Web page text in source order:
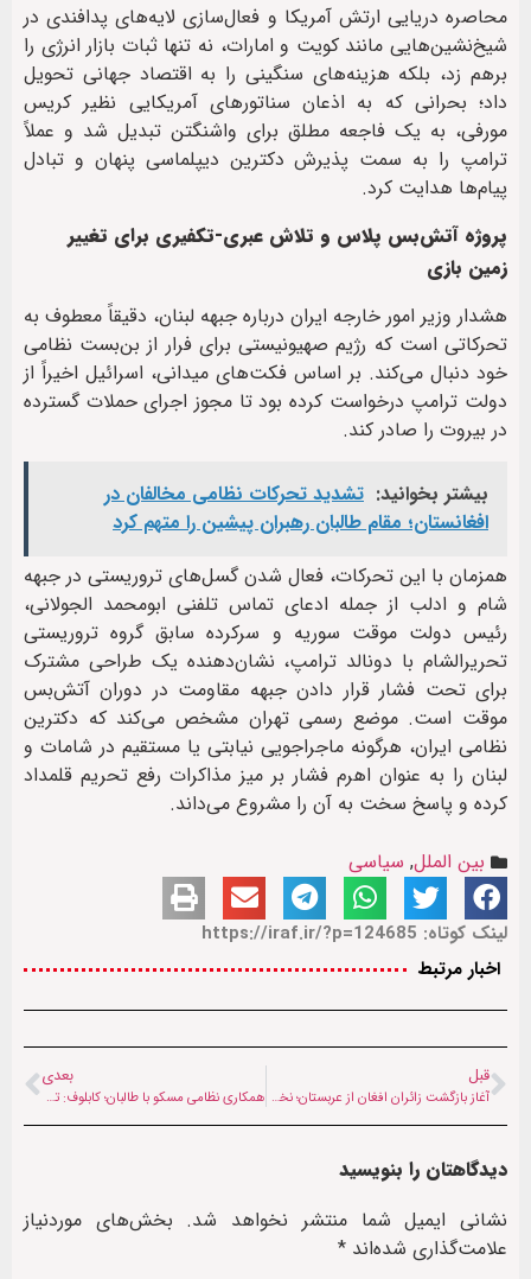
محاصره دریایی ارتش آمریکا و فعال‌سازی لایه‌های پدافندی در
شیخ‌نشین‌هایی مانند کویت و امارات، نه تنها ثبات بازار انرژی را
برهم زد، بلکه هزینه‌های سنگینی را به اقتصاد جهانی تحویل
داد؛ بحرانی که به اذعان سناتورهای آمریکایی نظیر کریس
مورفی، به یک فاجعه مطلق برای واشنگتن تبدیل شد و عملاً
ترامپ را به سمت پذیرش دکترین دیپلماسی پنهان و تبادل
پیام‌ها هدایت کرد.
پروژه آتش‌بس پلاس و تلاش عبری-تکفیری برای تغییر
زمین بازی
هشدار وزیر امور خارجه ایران درباره جبهه لبنان، دقیقاً معطوف به
تحرکاتی است که رژیم صهیونیستی برای فرار از بن‌بست نظامی
خود دنبال می‌کند. بر اساس فکت‌های میدانی، اسرائیل اخیراً از
دولت ترامپ درخواست کرده بود تا مجوز اجرای حملات گسترده
در بیروت را صادر کند.
بیشتر بخوانید: تشدید تحرکات نظامی مخالفان در
افغانستان؛ مقام طالبان رهبران پیشین را متهم کرد
همزمان با این تحرکات، فعال شدن گسل‌های تروریستی در جبهه
شام و ادلب از جمله ادعای تماس تلفنی ابومحمد الجولانی،
رئیس دولت موقت سوریه و سرکرده سابق گروه تروریستی
تحریرالشام با دونالد ترامپ، نشان‌دهنده یک طراحی مشترک
برای تحت فشار قرار دادن جبهه مقاومت در دوران آتش‌بس
موقت است. موضع رسمی تهران مشخص می‌کند که دکترین
نظامی ایران، هرگونه ماجراجویی نیابتی یا مستقیم در شامات و
لبنان را به عنوان اهرم فشار بر میز مذاکرات رفع تحریم قلمداد
کرده و پاسخ سخت به آن را مشروع می‌داند.
بین الملل, سیاسی
لینک کوتاه: https://iraf.ir/?p=124685
اخبار مرتبط
قبل
آغاز بازگشت زائران افغان از عربستان؛ نخستین کاروان حاجیان وارد کابل شد
بعدی
همکاری نظامی مسکو با طالبان؛ کابلوف: تمرکز بر احیای تجهیزات روسی در افغانستان است
دیدگاهتان را بنویسید
نشانی ایمیل شما منتشر نخواهد شد. بخش‌های موردنیاز
علامت‌گذاری شده‌اند *